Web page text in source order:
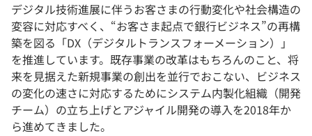
デジタル技術進展に伴うお客さまの行動変化や社会構造の
変容に対応すべく、“お客さま起点で銀行ビジネス”の再構
築を図る「DX（デジタルトランスフォーメーション）」
を推進しています。既存事業の改革はもちろんのこと、将
来を見据えた新規事業の創出を並行でおこない、ビジネス
の変化の速さに対応するためにシステム内製化組織（開発
チーム）の立ち上げとアジャイル開発の導入を2018年か
ら進めてきました。